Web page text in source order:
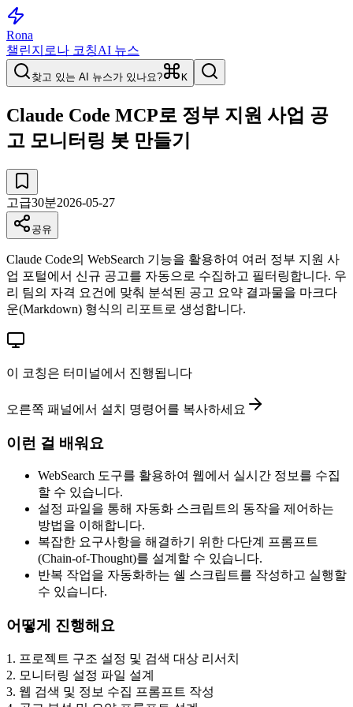
Rona
챌린지 로나 코칭AI 뉴스
찾고 있는 AI 뉴스가 있나요? K
Claude Code MCP로 정부 지원 사업 공
고 모니터링 봇 만들기
고급30분2026-05-27
공유
Claude Code의 WebSearch 기능을 활용하여 여러 정부 지원 사
업 포털에서 신규 공고를 자동으로 수집하고 필터링합니다. 우
리 팀의 자격 요건에 맞춰 분석된 공고 요약 결과물을 마크다
운(Markdown) 형식의 리포트로 생성합니다.
이 코칭은 터미널에서 진행됩니다
오른쪽 패널에서 설치 명령어를 복사하세요
이런 걸 배워요
WebSearch 도구를 활용하여 웹에서 실시간 정보를 수집
할 수 있습니다.
설정 파일을 통해 자동화 스크립트의 동작을 제어하는
방법을 이해합니다.
복잡한 요구사항을 해결하기 위한 다단계 프롬프트
(Chain-of-Thought)를 설계할 수 있습니다.
반복 작업을 자동화하는 쉘 스크립트를 작성하고 실행할
수 있습니다.
어떻게 진행해요
1 . 프로젝트 구조 설정 및 검색 대상 리서치
2. 모니터링 설정 파일 설계
3. 웹 검색 및 정보 수집 프롬프트 작성